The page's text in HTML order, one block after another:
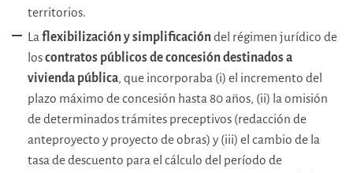
territorios.
La flexibilización y simplificacióndel régimen jurídico de
loscontratos públicos de concesión destinados a
vivienda pública, que incorporaba (i) el incremento del
plazo máximo de concesión hasta 80 años, (ii) la omisión
de determinados trámites preceptivos (redacción de
anteproyecto y proyecto de obras) y (iii) el cambio de la
tasa de descuento para el cálculo del período de